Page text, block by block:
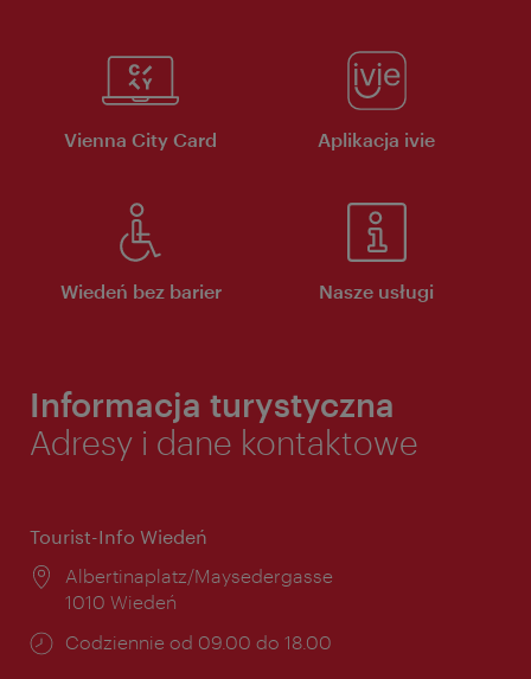
Vienna City Card Aplikacja ivie
Wiedeń bez barier Nasze usługi
Informacja turystyczna
Adresy i dane kontaktowe
Tourist-Info Wiedeń
Miejsce:
Albertinaplatz/Maysedergasse
1010 Wiedeń
Godziny
Codziennie od 09.00 do 18.00